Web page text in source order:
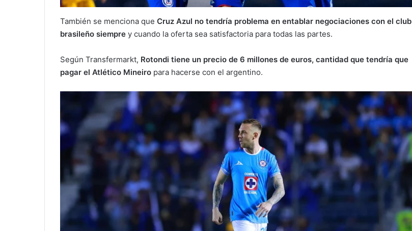
También se menciona que Cruz Azul no tendría problema en entablar negociaciones con el club
brasileño siempre y cuando la oferta sea satisfactoria para todas las partes.
Según Transfermarkt, Rotondi tiene un precio de 6 millones de euros, cantidad que tendría que
pagar el Atlético Mineiro para hacerse con el argentino.